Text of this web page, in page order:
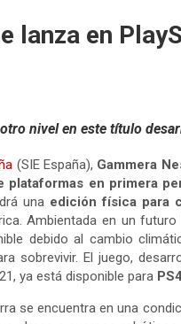
lanza en
nivel en este título
(SIE España), Gammera
plataformas en primera
una edición física para
Ambientada en un
debido al cambio
sobrevivir. El juego,
ya está disponible para
se encuentra en una